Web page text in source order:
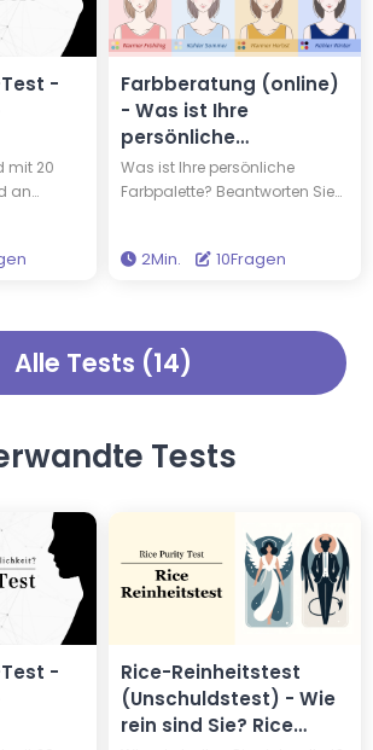
Ihren EQ,
Ihnen Einsichten, um Ihr Leben
bereichernder zu gestalten.
-
mit 20
an
ist
Ist es
Farbberatung (online)
- Was ist Ihre
persönliche
Farbpalette?
Was ist Ihre persönliche
Farbpalette? Beantworten Sie
entdecken Ihre saisonale
Natur aus gut stehen, können
Sie Ihre Garderobenauswahl
2Min. 10Fragen
Alle Tests (14)
Tests
-
Rice-Reinheitstest
(Unschuldstest) - Wie
rein sind Sie? Rice